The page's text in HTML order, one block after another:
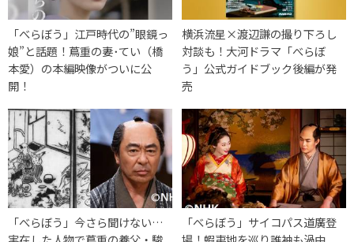
「べらぼう」江戸時代の”眼鏡っ
娘”と話題！蔦重の妻･てい（橋
本愛）の本編映像がついに公
開！
横浜流星×渡辺謙の撮り下ろし
対談も！大河ドラマ「べらぼ
う」公式ガイドブック後編が発
売
「べらぼう」今さら聞けない…
「べらぼう」サイコパス道廣登